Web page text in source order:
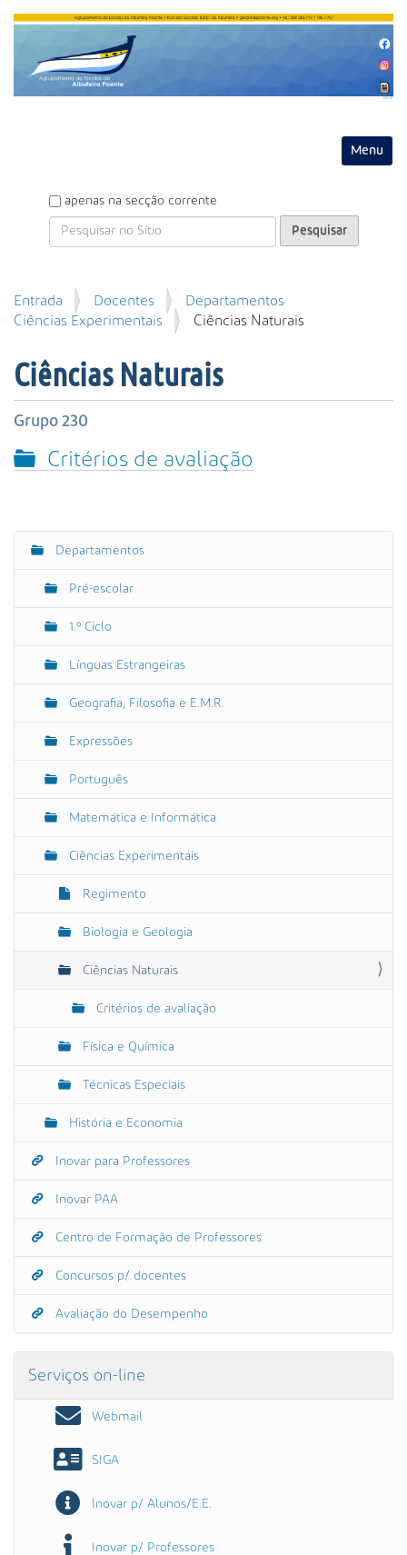
Toggle
P
e
i
s
r
apenas na secção corrente
P
e
u
s
A
v
ç
Entrada Docentes
Departamentos
Ciências Experimentais
Ciências Naturais
Ciências Naturais
Grupo 230
Critérios de avaliação
N
Departamentos
Pré-escolar
1.º Ciclo
Línguas Estrangeiras
Geografia, Filosofia e E.M.R.
Expressões
Português
Matemática e Informática
Ciências Experimentais
Regimento
Biologia e Geologia
Ciências Naturais
Critérios de avaliação
Física e Química
Técnicas Especiais
História e Economia
Inovar para Professores
Inovar PAA
Centro de Formação de Professores
Concursos p/ docentes
Avaliação do Desempenho
Serviços on-line
Webmail
SIGA
Inovar p/ Alunos/E.E.
Inovar p/ Professores